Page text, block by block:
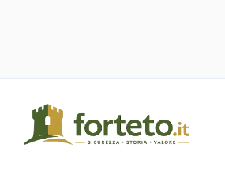
contenuto